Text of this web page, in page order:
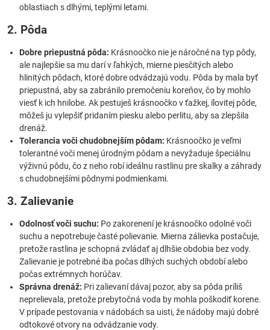
oblastiach s dlhými, teplými letami.
2. Pôda
Dobre priepustná pôda: Krásnoočko nie je náročné na typ pôdy,
ale najlepšie sa mu darí v ľahkých, mierne piesčitých alebo
hlinitých pôdach, ktoré dobre odvádzajú vodu. Pôda by mala byť
priepustná, aby sa zabránilo premočeniu koreňov, čo by mohlo
viesť k ich hnilobe. Ak pestuješ krásnoočko v ťažkej, ílovitej pôde,
môžeš ju vylepšiť pridaním piesku alebo perlitu, aby sa zlepšila
drenáž.
Tolerancia voči chudobnejším pôdam: Krásnoočko je veľmi
tolerantné voči menej úrodným pôdam a nevyžaduje špeciálnu
výživnú pôdu, čo z neho robí ideálnu rastlinu pre skalky a záhrady
s chudobnejšími pôdnymi podmienkami.
3. Zalievanie
Odolnosť voči suchu: Po zakorenení je krásnoočko odolné voči
suchu a nepotrebuje časté polievanie. Mierna zálievka postačuje,
pretože rastlina je schopná zvládať aj dlhšie obdobia bez vody.
Zalievanie je potrebné iba počas dlhých suchých období alebo
počas extrémnych horúčav.
Správna drenáž: Pri zalievaní dávaj pozor, aby sa pôda príliš
neprelievala, pretože prebytočná voda by mohla poškodiť korene.
V prípade pestovania v nádobách sa uisti, že nádoby majú dobré
odtokové otvory na odvádzanie vody.